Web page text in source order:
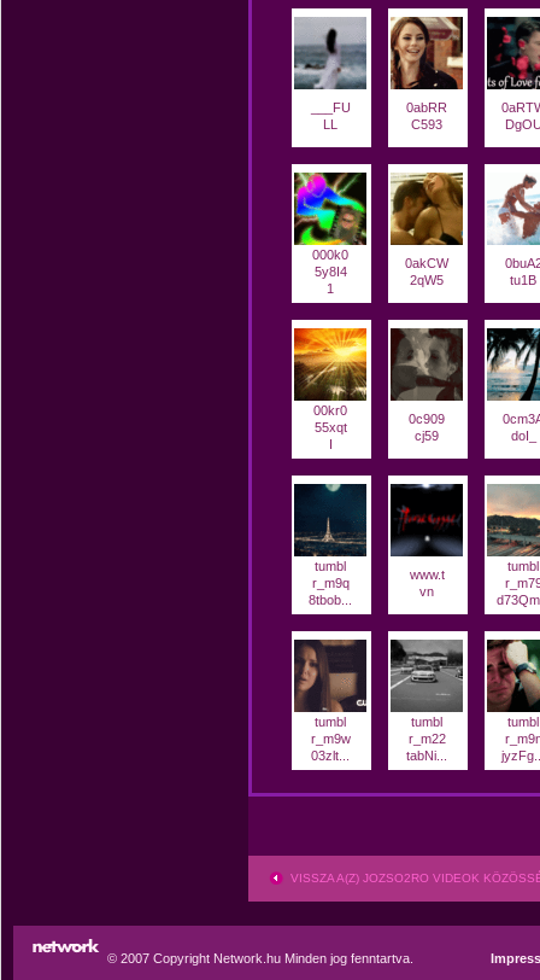
___FU
LL
0abRR
C593
000k0
5y8I4
1
0akCW
2qW5
tu1B
00kr0
55xqt
I
0c909
cj59
doI_
tumbl
r_m9q
8tbob...
www.t
vn
tumbl
tumbl
r_m9w
03zlt...
tumbl
r_m22
tabNi...
tumbl
VISSZA A(Z) JOZSO2RO VIDEOK
© 2007 Copyright Network.hu Minden jog fenntartva.